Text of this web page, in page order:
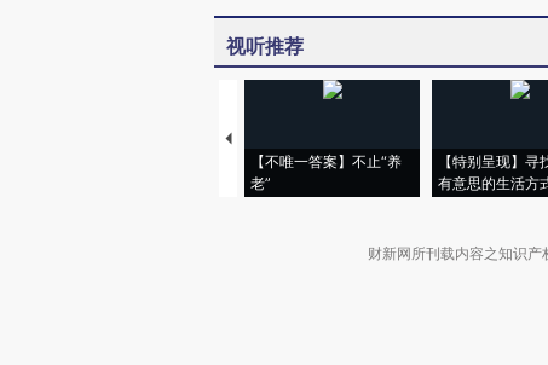
视听推荐
【不唯一答案】不止“养
老”
【特别呈现】寻
有意思的生活方
财新网所刊载内容之知识